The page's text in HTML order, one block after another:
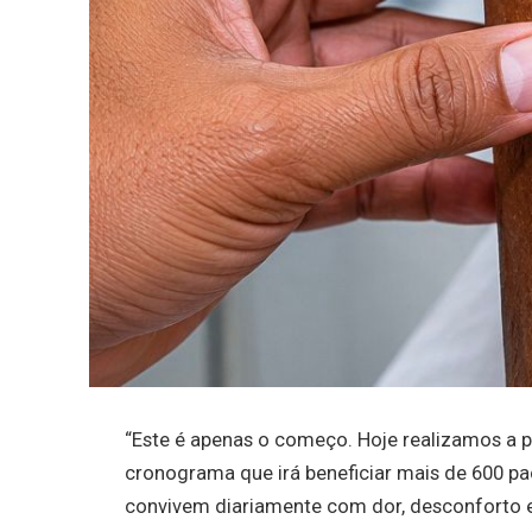
“Este é apenas o começo. Hoje realizamos
cronograma que irá beneficiar mais de 600
convivem diariamente com dor, desconforto